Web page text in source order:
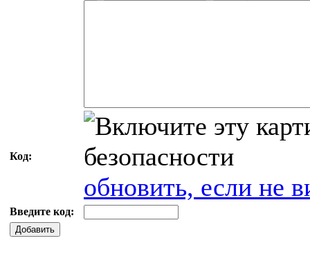
Код:
обновить, если не
Введите код:
Добавить